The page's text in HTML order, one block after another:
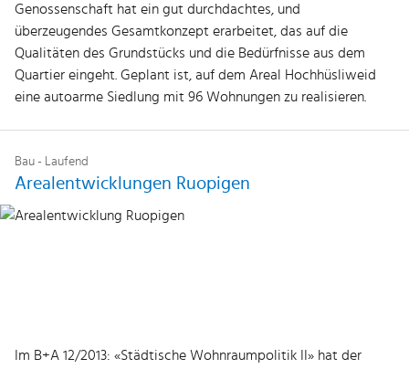
Genossenschaft hat ein gut durchdachtes, und
überzeugendes Gesamtkonzept erarbeitet, das auf die
Qualitäten des Grundstücks und die Bedürfnisse aus dem
Quartier eingeht. Geplant ist, auf dem Areal Hochhüsliweid
eine autoarme Siedlung mit 96 Wohnungen zu realisieren.
Bau - Laufend
Arealentwicklungen Ruopigen
Im B+A 12/2013: «Städtische Wohnraumpolitik II» hat der